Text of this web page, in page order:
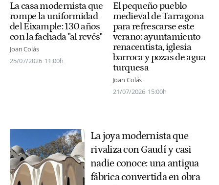
La casa modernista que
rompe la uniformidad
del Eixample: 130 años
con la fachada "al revés"
Joan Colás
25/07/2026 11:00h
El pequeño pueblo
medieval de Tarragona
para refrescarse este
verano: ayuntamiento
renacentista, iglesia
barroca y pozas de agua
turquesa
Joan Colás
21/07/2026 15:00h
La joya modernista que
rivaliza con Gaudí y casi
nadie conoce: una antigua
fábrica convertida en obra